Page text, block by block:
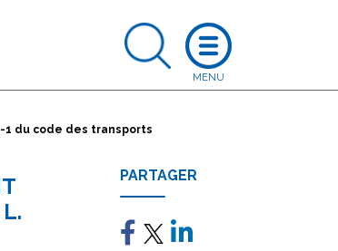
1 du code des transports
PARTAGER